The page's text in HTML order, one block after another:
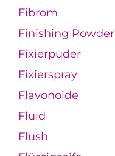
Fibrom
Finishing Powder
Fixierpuder
Fixierspray
Flavonoide
Fluid
Flush